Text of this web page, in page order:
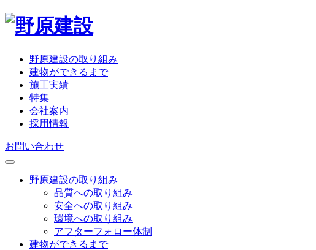
野原建設の取り組み
建物ができるまで
施工実績
特集
会社案内
採用情報
お問い合わせ
野原建設の取り組み
品質への取り組み
安全への取り組み
環境への取り組み
アフターフォロー体制
建物ができるまで